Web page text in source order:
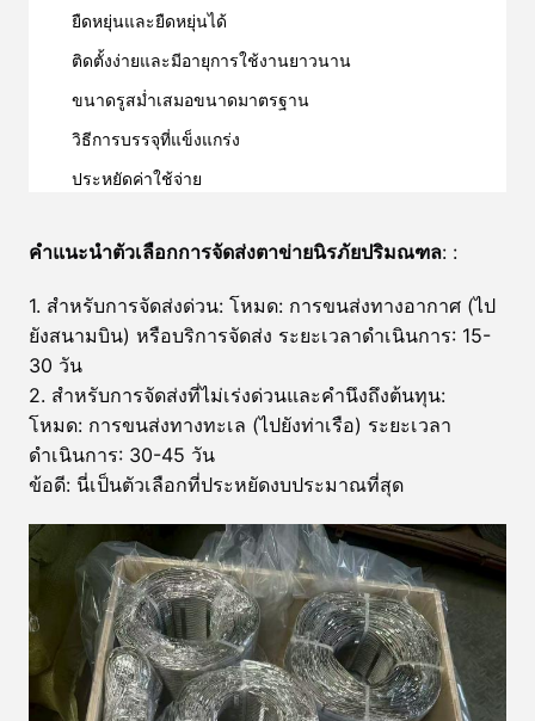
ยืดหยุ่นและยืดหยุ่นได้
ติดตั้งง่ายและมีอายุการใช้งานยาวนาน
ขนาดรูสม่ำเสมอขนาดมาตรฐาน
วิธีการบรรจุที่แข็งแกร่ง
ประหยัดค่าใช้จ่าย
คำแนะนำตัวเลือกการจัดส่งตาข่ายนิรภัยปริมณฑล: :
1. สำหรับการจัดส่งด่วน: โหมด: การขนส่งทางอากาศ (ไป
ยังสนามบิน) หรือบริการจัดส่ง ระยะเวลาดำเนินการ: 15-
30 วัน
2. สำหรับการจัดส่งที่ไม่เร่งด่วนและคำนึงถึงต้นทุน:
โหมด: การขนส่งทางทะเล (ไปยังท่าเรือ) ระยะเวลา
ดำเนินการ: 30-45 วัน
ข้อดี: นี่เป็นตัวเลือกที่ประหยัดงบประมาณที่สุด